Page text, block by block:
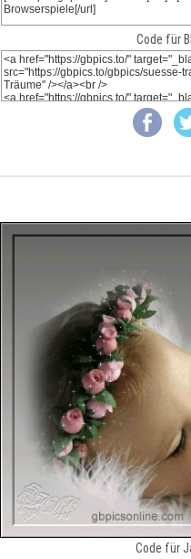
Code für
Code für